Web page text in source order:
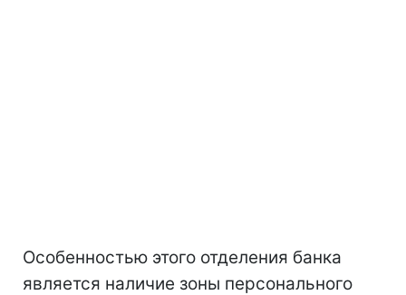
Особенностью этого отделения банка
является наличие зоны персонального